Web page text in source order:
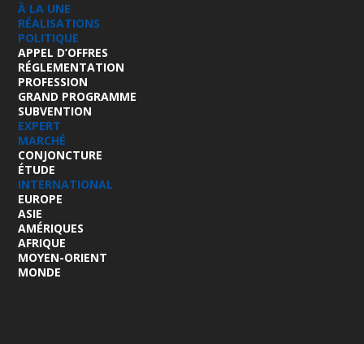
À LA UNE
RÉALISATIONS
POLITIQUE
APPEL D’OFFRES
RÉGLEMENTATION
PROFESSION
GRAND PROGRAMME
SUBVENTION
EXPERT
MARCHÉ
CONJONCTURE
ÉTUDE
INTERNATIONAL
EUROPE
ASIE
AMÉRIQUES
AFRIQUE
MOYEN-ORIENT
MONDE